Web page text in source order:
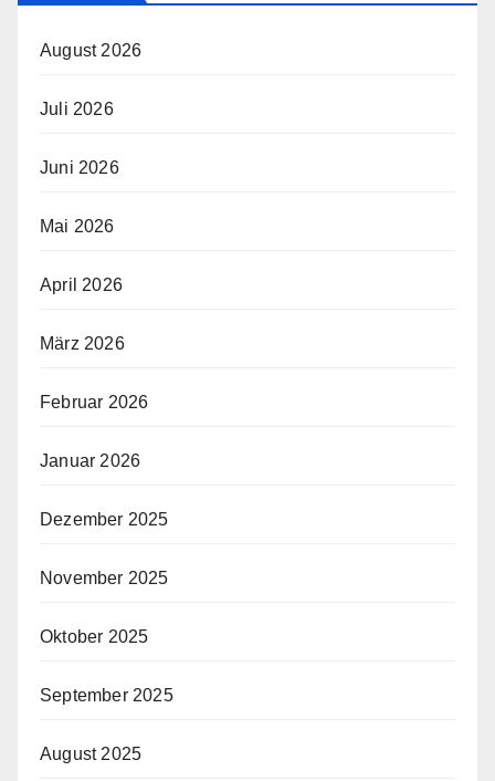
August 2026
Juli 2026
Juni 2026
Mai 2026
April 2026
März 2026
Februar 2026
Januar 2026
Dezember 2025
November 2025
Oktober 2025
September 2025
August 2025